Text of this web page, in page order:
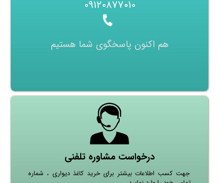
۰۹۱۲۰۸۷۷۰۱۰
هم اکنون پاسخگوی شما هستیم
درخواست مشاوره تلفنی
جهت کسب اطلاعات بیشتر برای خرید کاغذ دیواری ، شماره